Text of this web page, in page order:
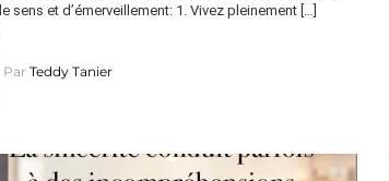
sens et d’émerveillement: 1. Vivez pleinement […]
Par Teddy Tanier